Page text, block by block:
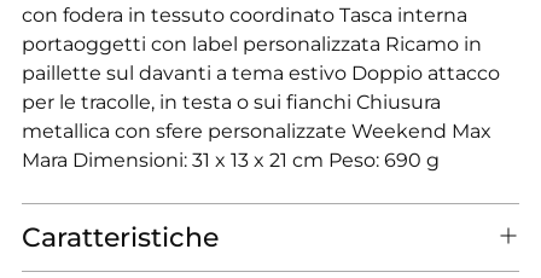
con fodera in tessuto coordinato Tasca interna
portaoggetti con label personalizzata Ricamo in
paillette sul davanti a tema estivo Doppio attacco
per le tracolle, in testa o sui fianchi Chiusura
metallica con sfere personalizzate Weekend Max
Mara Dimensioni: 31 x 13 x 21 cm Peso: 690 g
Caratteristiche